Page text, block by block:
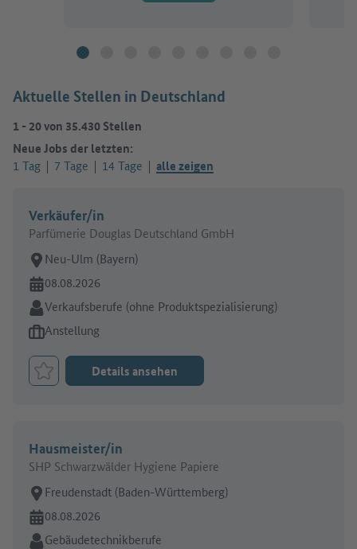
Aktuelle Stellen in Deutschland
1-20von 35.430Stellen
Neue Jobs der letzten:
1 Tag 7 Tage 14 Tage alle zeigen
Verkäufer/in
Parfümerie Douglas Deutschland GmbH
Arbeitsort:
Neu-Ulm (Bayern)
Online seit:
08.08.2026
Branche:
Verkaufsberufe (ohne Produktspezialisierung)
Art des Jobangebots:
Anstellung
Job merken
Details ansehen
Hausmeister/in
SHP Schwarzwälder Hygiene Papiere
Arbeitsort:
Freudenstadt (Baden-Württemberg)
Online seit:
08.08.2026
Branche:
Gebäudetechnikberufe